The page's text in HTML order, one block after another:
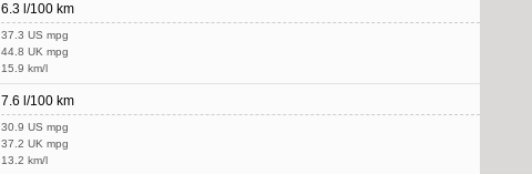
6.3 l/100 km
37.3 US mpg
44.8 UK mpg
15.9 km/l
7.6 l/100 km
30.9 US mpg
37.2 UK mpg
13.2 km/l